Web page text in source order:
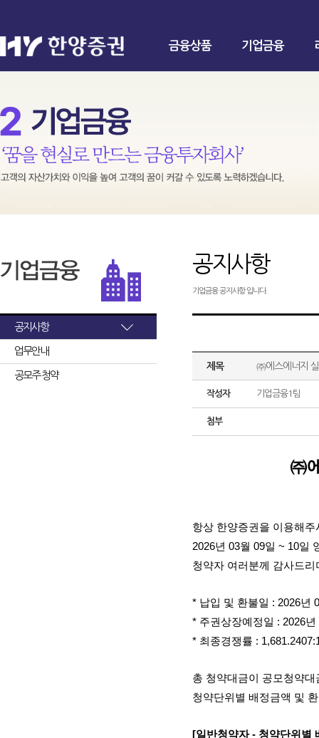
금융상품 기업금융
공지사항
업무안내
공모주 청약
공지사항
기업금융 공지사항 입니다.
제목 ㈜에스에너지
작성자 기업금융1팀
첨부
㈜
항상 한양증권을 이용해
2026년 03월 09일 ~ 10일
청약자 여러분께 감사드
* 납입 및 환불일 : 2026년
* 주권상장예정일 : 2026
* 최종경쟁률 :
총 청약대금이 공모청약
청약단위별 배정금액 및
[일반청약자 - 청약단위별